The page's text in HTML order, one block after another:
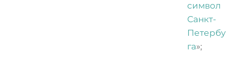
символ
Санкт-
га»;